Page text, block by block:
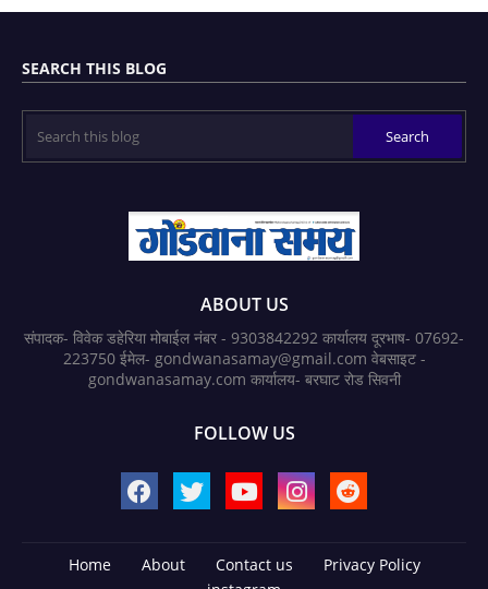
SEARCH THIS BLOG
ABOUT US
संपादक- विवेक डहेरिया मोबाईल नंबर - 9303842292 कार्यालय दूरभाष- 07692-
223750 ईमेल- gondwanasamay@gmail.com वेबसाइट -
gondwanasamay.com कार्यालय- बरघाट रोड सिवनी
FOLLOW US
Home About Contact us
Privacy Policy